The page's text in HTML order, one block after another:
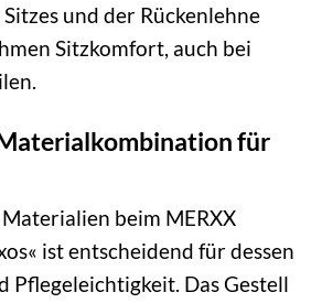
und der Rückenlehne
Sitzkomfort, auch bei
für
beim MERXX
ist entscheidend für dessen
Pflegeleichtigkeit. Das Gestell